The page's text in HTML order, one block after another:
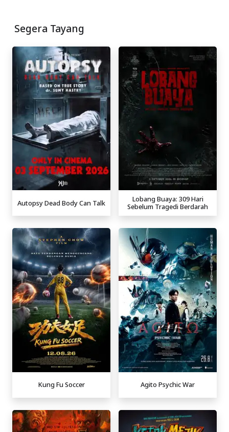
Segera Tayang
Autopsy Dead Body Can Talk
Lobang Buaya: 309 Hari
Sebelum Tragedi Berdarah
Kung Fu Soccer Agito Psychic War